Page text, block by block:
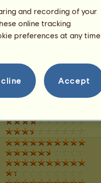
and recording of your
online tracking
preferences at any time
Accept